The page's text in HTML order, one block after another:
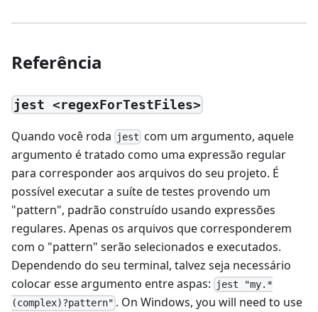
Referência
jest <regexForTestFiles>
Quando você roda jest com um argumento, aquele
argumento é tratado como uma expressão regular
para corresponder aos arquivos do seu projeto. É
possível executar a suíte de testes provendo um
"pattern", padrão construído usando expressões
regulares. Apenas os arquivos que corresponderem
com o "pattern" serão selecionados e executados.
Dependendo do seu terminal, talvez seja necessário
colocar esse argumento entre aspas:
jest "my.*
(complex)?pattern" . On Windows, you will need to use